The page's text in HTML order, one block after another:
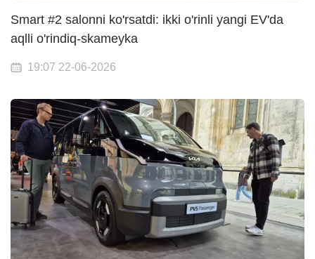
Smart #2 salonni ko'rsatdi: ikki o'rinli yangi EV'da
aqlli o'rindiq-skameyka
19:07 22-06-2026